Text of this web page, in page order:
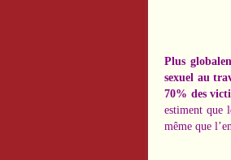
Plus
sexuel au
70% des
estiment que
même que